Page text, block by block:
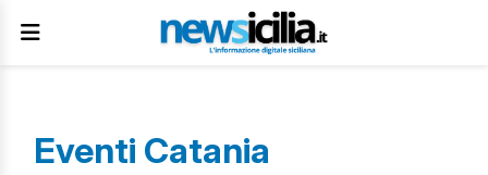
Eventi Catania